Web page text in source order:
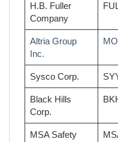
H.B. Fuller
Company
Altria Group
Inc.
MO
Sysco Corp.
Black Hills
Corp.
MSA Safety